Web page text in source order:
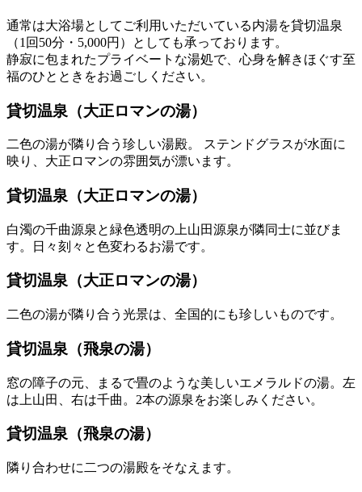
通常は大浴場としてご利用いただいている内湯を貸切温泉
（1回50分・5,000円）としても承っております。
静寂に包まれたプライベートな湯処で、心身を解きほぐす至
福のひとときをお過ごしください。
貸切温泉（大正ロマンの湯）
二色の湯が隣り合う珍しい湯殿。 ステンドグラスが水面に
映り、大正ロマンの雰囲気が漂います。
貸切温泉（大正ロマンの湯）
白濁の千曲源泉と緑色透明の上山田源泉が隣同士に並びま
す。日々刻々と色変わるお湯です。
貸切温泉（大正ロマンの湯）
二色の湯が隣り合う光景は、全国的にも珍しいものです。
貸切温泉（飛泉の湯）
窓の障子の元、まるで畳のような美しいエメラルドの湯。左
は上山田、右は千曲。2本の源泉をお楽しみください。
貸切温泉（飛泉の湯）
隣り合わせに二つの湯殿をそなえます。